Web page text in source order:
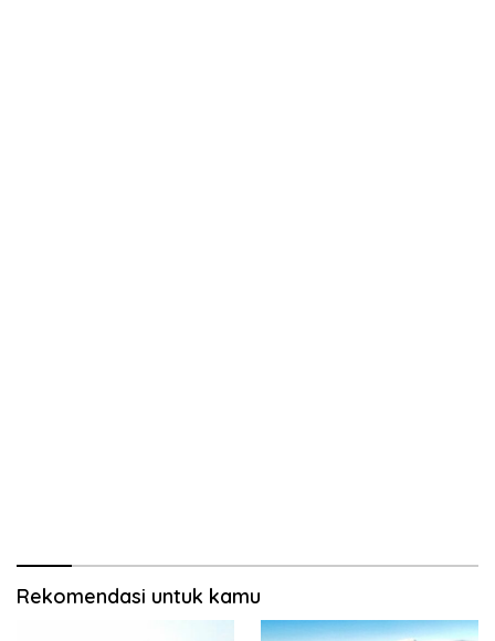
Rekomendasi untuk kamu